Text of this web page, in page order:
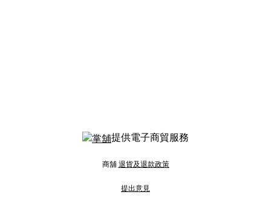
提供電子商貿服務
商舖 退貨及退款政策
提出意見